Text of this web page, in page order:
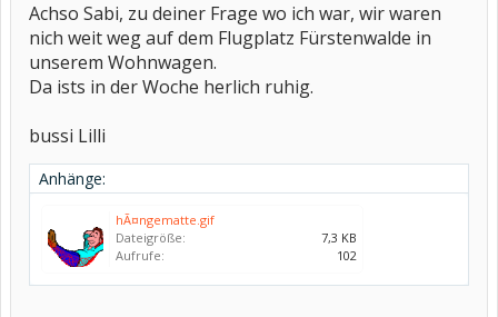
Achso Sabi, zu deiner Frage wo ich war, wir waren
nich weit weg auf dem Flugplatz Fürstenwalde in
unserem Wohnwagen.
Da ists in der Woche herlich ruhig.
bussi Lilli
Anhänge:
hÃ¤ngematte.gif
Dateigröße:
7,3 KB
Aufrufe:
102